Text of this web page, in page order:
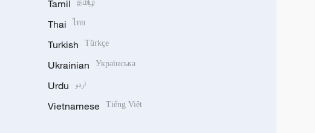
Tamil தமிழ்
Thai ไทย
Turkish Türkçe
Ukrainian Українська
Urdu اردو
Vietnamese Tiếng Việt